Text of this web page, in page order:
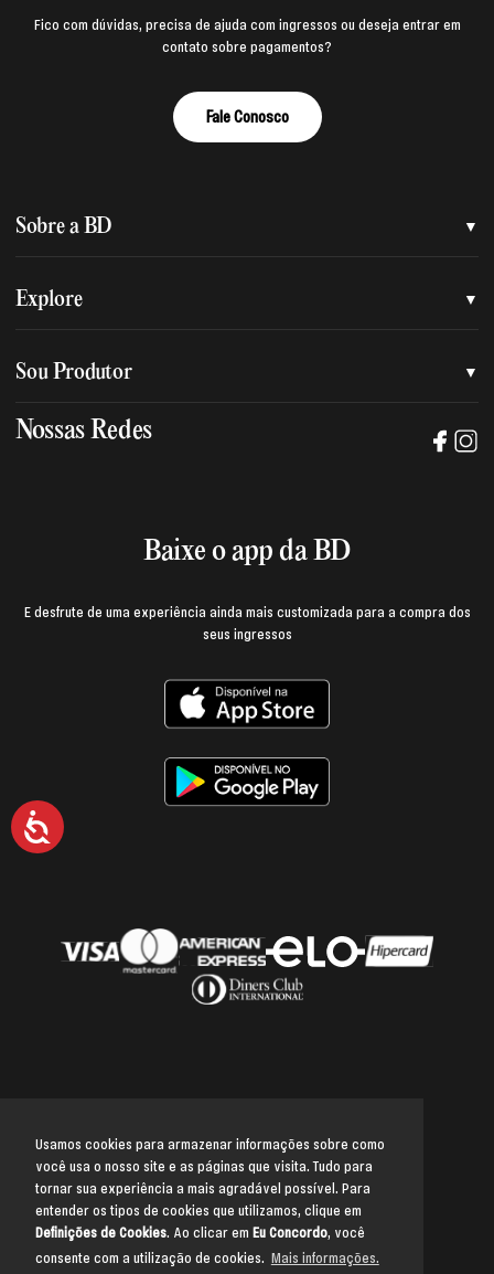
Usamos cookies para armazenar informações sobre como
você usa o nosso site e as páginas que visita. Tudo para
tornar sua experiência a mais agradável possível. Para
entender os tipos de cookies que utilizamos, clique em
Definições de Cookies. Ao clicar em Eu Concordo, você
consente com a utilização de cookies. Mais informações.
Acessibilidade
Fico com dúvidas, precisa de ajuda com ingressos ou deseja entrar em
contato sobre pagamentos?
Fale Conosco
Sobre a BD
Quem somos
Política de privacidade
Explore
Assessoria de imprensa
Trabalhe na BD
Sou Produtor
Manual de mídia e da marca BD
Nossas Redes
Baixe o app da BD
E desfrute de uma experiência ainda mais customizada para a compra dos
seus ingressos
Voltar para o topo